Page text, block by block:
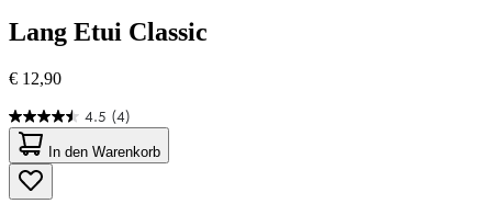
Lang Etui Classic
€ 12,90
4.5 (4)
4.5
von
5
Sternen.
4
In den Warenkorb